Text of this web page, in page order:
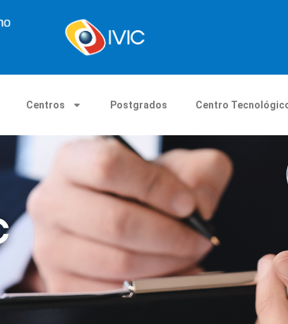
Centros Postgrados Centro